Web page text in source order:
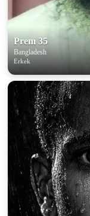
Prem 35
Bangladesh
Erkek